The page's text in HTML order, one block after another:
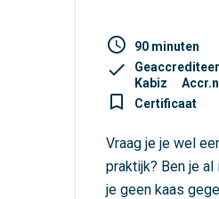
access_time 90 minuten
check
Kabiz
turned_in_not Certificaat
Vraag je je wel
praktijk? Ben je
je geen kaas